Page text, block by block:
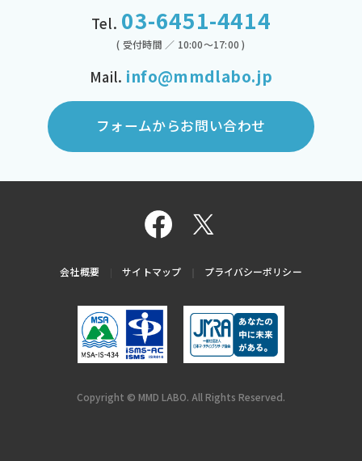
Tel. 03-6451-4414
( 受付時間 ／ 10:00～17:00 )
Mail. info@mmdlabo.jp
フォームからお問い合わせ
会社概要 サイトマップ プライバシーポリシー
Copyright © MMD LABO. All Rights Reserved.